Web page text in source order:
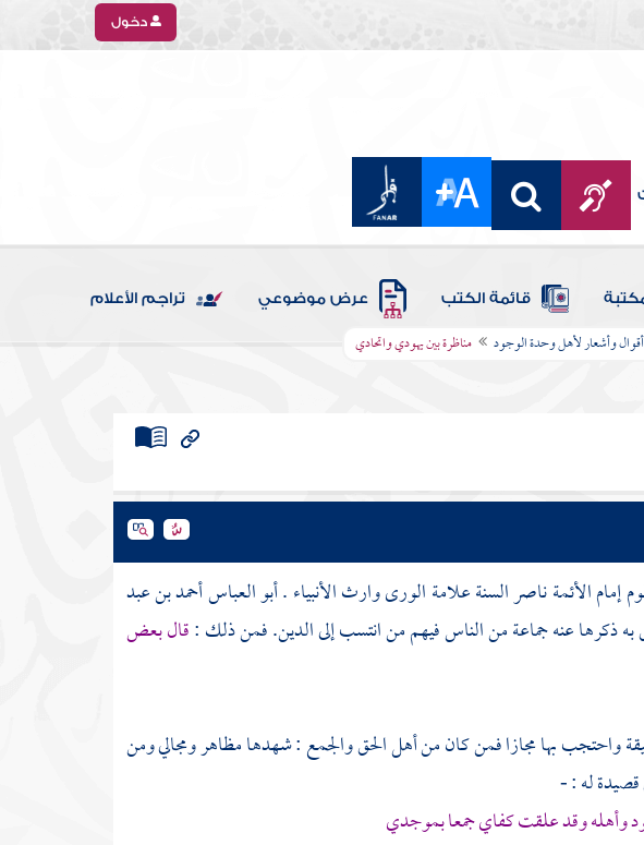
دخول
قائمة الكتب عرض موضوعي تراجم الأعلام
وأشعار لأهل وحدة الوجود مناظرة بين يهودي واتحادي
إمام الأئمة ناصر السنة علامة الورى وارث الأنبياء .أبو العباس أحمد بن عبد
عنه جماعة من الناس فيهم من انتسب إلى الدين. فمن ذلك :قال بعض
واحتجب بها مجازا فمن كان من أهل الحق والجمع : شهدها مظاهر ومجالي ومن
له : -
وأهله وقد علقت كفاي جمعا بموجدي